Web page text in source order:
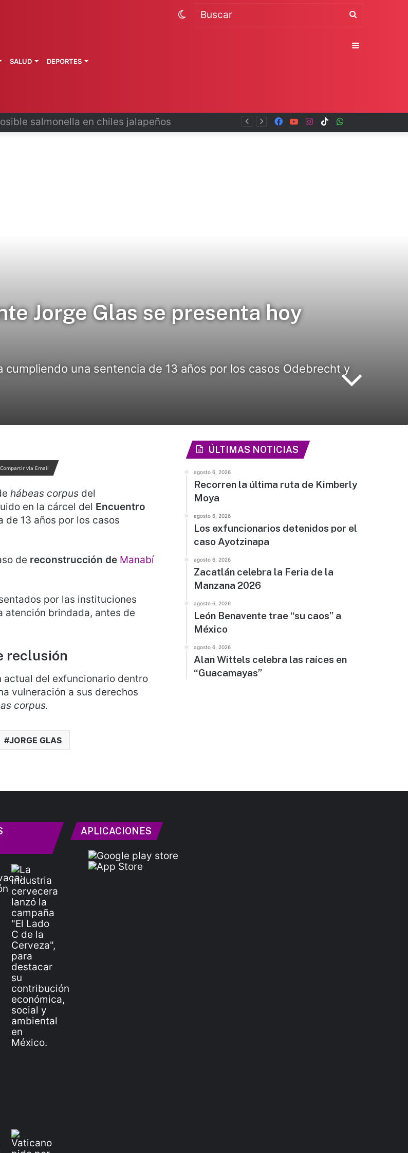
de Kimberly Moya TikTok
Instagram
YouTube
Facebook
SALUD DEPORTES
Buscar
Switch
Sidebar
Jorge Glas se presenta hoy
una sentencia de 13 años por los casos Odebrecht y
Compartir vía Email
hábeas corpus del
en la cárcel del Encuentro
13 años por los casos
de reconstrucción de Manabí
por las instituciones
atención brindada, antes de
reclusión
del exfuncionario dentro
vulneración a sus derechos
corpus.
JORGE GLAS
ÚLTIMAS NOTICIAS
agosto 6, 2026
Recorren la última ruta de Kimberly
Moya
agosto 6, 2026
Los exfuncionarios detenidos por el
caso Ayotzinapa
agosto 6, 2026
Zacatlán celebra la Feria de la
Manzana 2026
agosto 6, 2026
León Benavente trae “su caos” a
México
agosto 6, 2026
Alan Wittels celebra las raíces en
“Guacamayas”
APLICACIONES